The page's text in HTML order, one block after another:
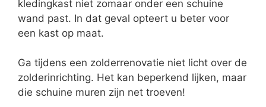
kledingkast niet zomaar onder een schuine
wand past. In dat geval opteert u beter voor
een kast op maat.
Ga tijdens een zolderrenovatie niet licht over de
zolderinrichting. Het kan beperkend lijken, maar
die schuine muren zijn net troeven!